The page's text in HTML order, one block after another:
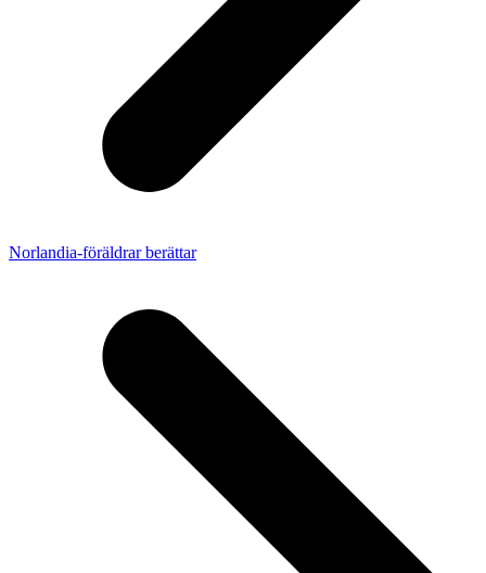
Norlandia-föräldrar berättar